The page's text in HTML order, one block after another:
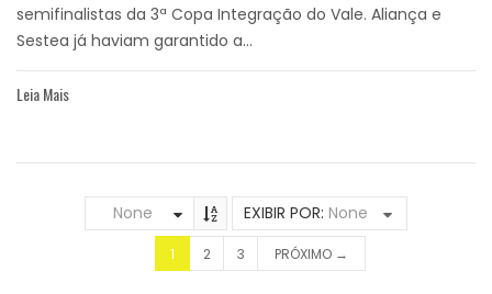
semifinalistas da 3ª Copa Integração do Vale. Aliança e
Sestea já haviam garantido a...
Leia Mais
None EXIBIR POR: None
1 2 3 PRÓXIMO →